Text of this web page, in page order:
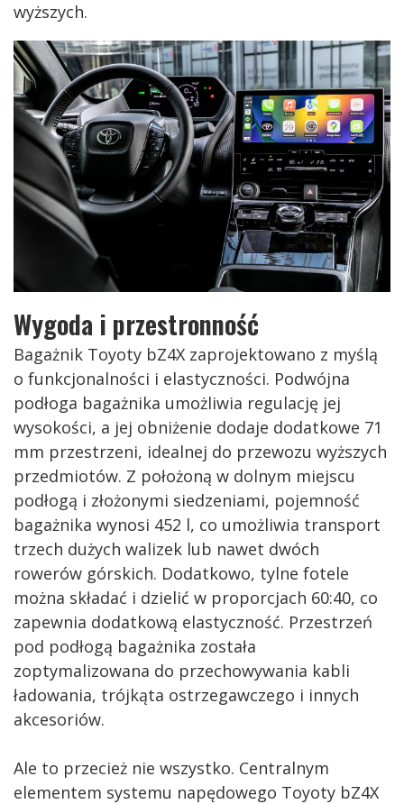
wyższych.
Wygoda i przestronność
Bagażnik Toyoty bZ4X zaprojektowano z myślą
o funkcjonalności i elastyczności. Podwójna
podłoga bagażnika umożliwia regulację jej
wysokości, a jej obniżenie dodaje dodatkowe 71
mm przestrzeni, idealnej do przewozu wyższych
przedmiotów. Z położoną w dolnym miejscu
podłogą i złożonymi siedzeniami, pojemność
bagażnika wynosi 452 l, co umożliwia transport
trzech dużych walizek lub nawet dwóch
rowerów górskich. Dodatkowo, tylne fotele
można składać i dzielić w proporcjach 60:40, co
zapewnia dodatkową elastyczność. Przestrzeń
pod podłogą bagażnika została
zoptymalizowana do przechowywania kabli
ładowania, trójkąta ostrzegawczego i innych
akcesoriów.
Ale to przecież nie wszystko. Centralnym
elementem systemu napędowego Toyoty bZ4X